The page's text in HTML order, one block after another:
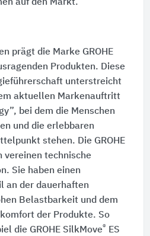
auf den Markt.
prägt die Marke GROHE
Produkten. Diese
unterstreicht
aktuellen Markenauftritt
bei dem die Menschen
und die erlebbaren
stehen. Die GROHE
vereinen technische
Sie haben einen
an der dauerhaften
Belastbarkeit und dem
der Produkte. So
die GROHE SilkMove® ES